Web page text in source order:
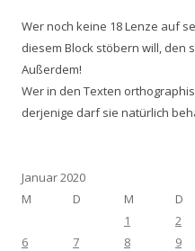
Wer noch keine 18 Lenze auf
diesem Block stöbern will, den
Außerdem!
Wer in den Texten
derjenige darf sie natürlich
Januar 2020
M
D M D
1
2
6
7 8 9